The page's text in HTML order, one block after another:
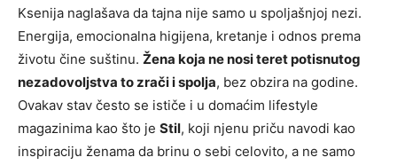
Ksenija naglašava da tajna nije samo u spoljašnjoj nezi.
Energija, emocionalna higijena, kretanje i odnos prema
životu čine suštinu. Žena koja ne nosi teret potisnutog
nezadovoljstva to zrači i spolja, bez obzira na godine.
Ovakav stav često se ističe i u domaćim lifestyle
magazinima kao što je Stil, koji njenu priču navodi kao
inspiraciju ženama da brinu o sebi celovito, a ne samo